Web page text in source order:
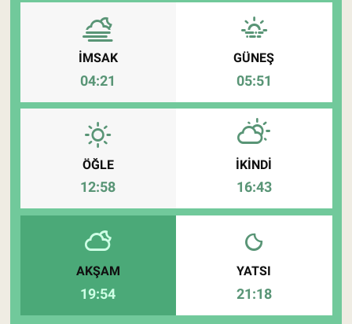
İMSAK
04:21
GÜNEŞ
05:51
ÖĞLE
12:58
İKINDI
16:43
AKŞAM
19:54
YATSI
21:18
Tarım Bilgisi
Yetiştirici Soruyor
Üretici Birlikleri
Şeker ve Şekerli Mamüller
Tahıllar ve Baklagiller
Tohum